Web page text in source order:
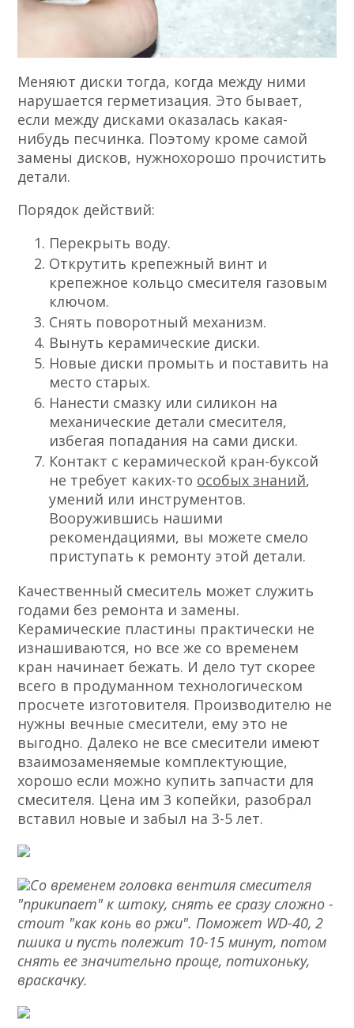
Меняют диски тогда, когда между ними
нарушается герметизация. Это бывает,
если между дисками оказалась какая-
нибудь песчинка. Поэтому кроме самой
замены дисков, нужнохорошо прочистить
детали.
Порядок действий:
Перекрыть воду.
Открутить крепежный винт и
крепежное кольцо смесителя газовым
ключом.
Снять поворотный механизм.
Вынуть керамические диски.
Новые диски промыть и поставить на
место старых.
Нанести смазку или силикон на
механические детали смесителя,
избегая попадания на сами диски.
Контакт с керамической кран-буксой
не требует каких-то особых знаний,
умений или инструментов.
Вооружившись нашими
рекомендациями, вы можете смело
приступать к ремонту этой детали.
Качественный смеситель может служить
годами без ремонта и замены.
Керамические пластины практически не
изнашиваются, но все же со временем
кран начинает бежать. И дело тут скорее
всего в продуманном технологическом
просчете изготовителя. Производителю не
нужны вечные смесители, ему это не
выгодно. Далеко не все смесители имеют
взаимозаменяемые комплектующие,
хорошо если можно купить запчасти для
смесителя. Цена им 3 копейки, разобрал
вставил новые и забыл на 3-5 лет.
Со временем головка вентиля смесителя
"прикипает" к штоку, снять ее сразу сложно -
стоит "как конь во ржи". Поможет WD-40, 2
пшика и пусть полежит 10-15 минут, потом
снять ее значительно проще, потихоньку,
враскачку.